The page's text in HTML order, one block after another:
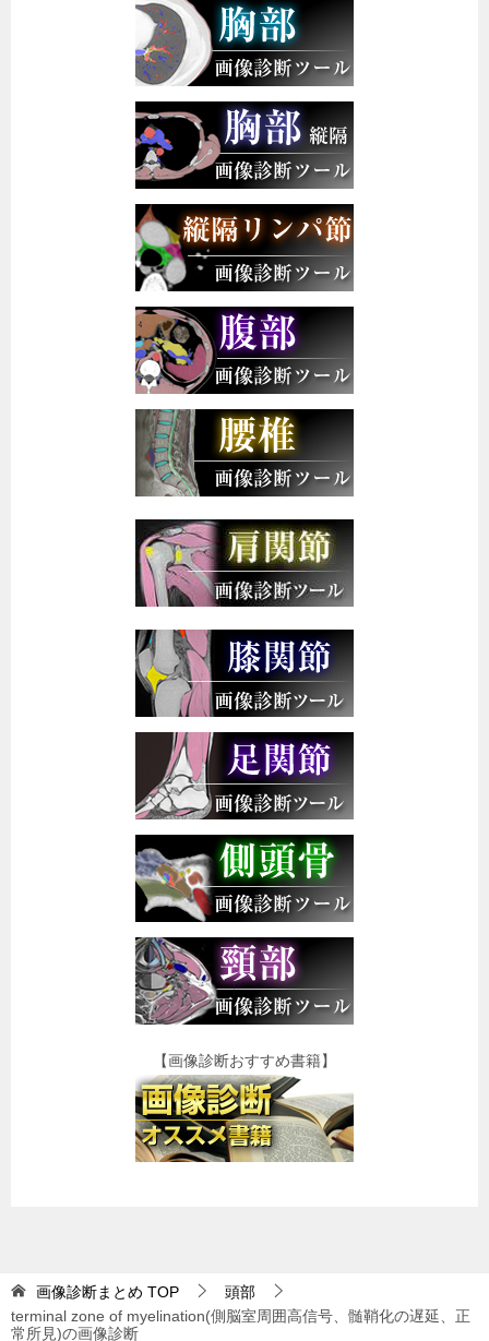
【画像診断おすすめ書籍】
画像診断まとめ TOP
頭部
terminal zone of myelination(側脳室周囲高信号、髄鞘化の遅延、正
常所見)の画像診断